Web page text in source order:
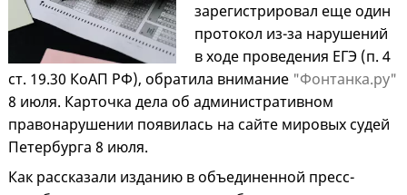
зарегистрировал еще один
протокол из-за нарушений
в ходе проведения ЕГЭ (п. 4
ст. 19.30 КоАП РФ), обратила внимание "Фонтанка.ру"
8 июля. Карточка дела об административном
правонарушении появилась на сайте мировых судей
Петербурга 8 июля.
Как рассказали изданию в объединенной пресс-